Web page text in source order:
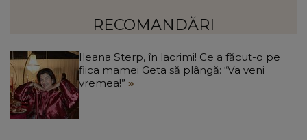
RECOMANDĂRI
Ileana Sterp, în lacrimi! Ce a făcut-o pe
fiica mamei Geta să plângă: “Va veni
vremea!”